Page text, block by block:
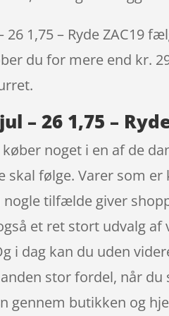
1,75 – Ryde ZAC19
du for mere end kr.
– 26 1,75 –
noget i en af de
skal følge. Varer som
nogle tilfælde giver
et ret stort udvalg
i dag kan du uden
stor fordel, når
gennem butikken og